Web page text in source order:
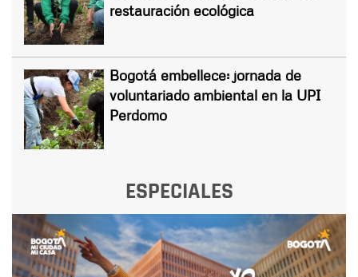
restauración ecológica
Bogotá embellece: jornada de
voluntariado ambiental en la UPI
Perdomo
ESPECIALES